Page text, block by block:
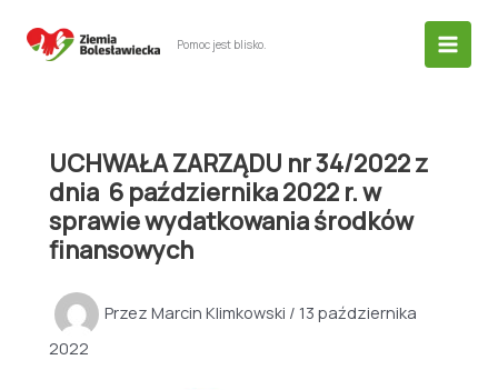
Pomoc jest blisko.
UCHWAŁA ZARZĄDU nr 34/2022 z
dnia 6 października 2022 r. w
sprawie wydatkowania środków
finansowych
Przez Marcin Klimkowski / 13 października
2022